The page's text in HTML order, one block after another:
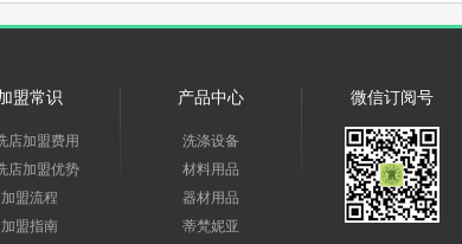
盟常识
店加盟费用
店加盟优势
加盟流程
加盟指南
产品中心
洗涤设备
材料用品
器材用品
蒂梵妮亚
微信订阅号